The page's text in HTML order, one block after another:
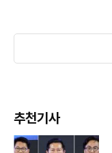
추천기사